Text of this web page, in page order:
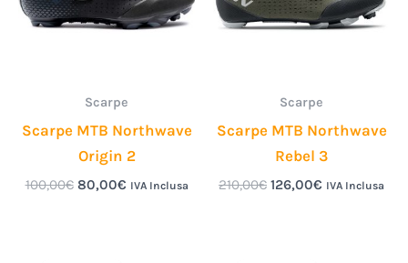
Scarpe
Scarpe MTB Northwave
Origin 2
100,00€ 80,00€ IVA Inclusa
Scarpe
Scarpe MTB Northwave
Rebel 3
210,00€ 126,00€ IVA Inclusa